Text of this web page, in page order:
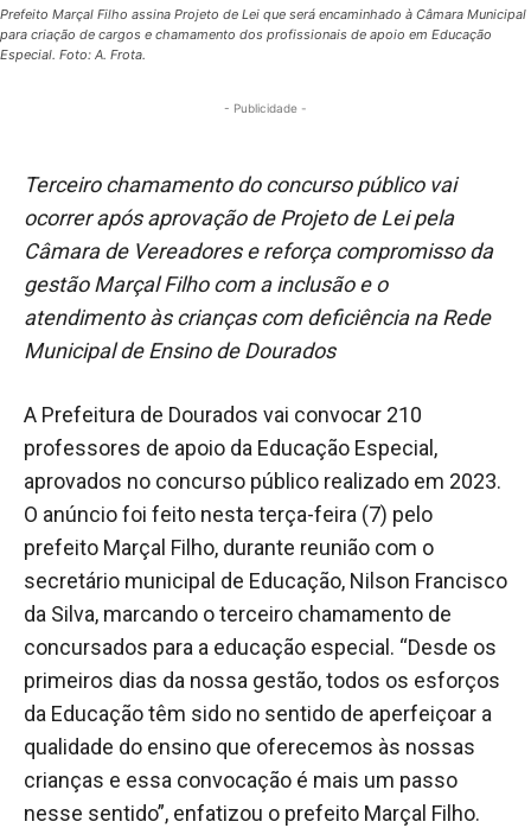
Prefeito Marçal Filho assina Projeto de Lei que será encaminhado à Câmara Municipal
para criação de cargos e chamamento dos profissionais de apoio em Educação
Especial. Foto: A. Frota.
- Publicidade -
Terceiro chamamento do concurso público vai
ocorrer após aprovação de Projeto de Lei pela
Câmara de Vereadores e reforça compromisso da
gestão Marçal Filho com a inclusão e o
atendimento às crianças com deficiência na Rede
Municipal de Ensino de Dourados
A Prefeitura de Dourados vai convocar 210
professores de apoio da Educação Especial,
aprovados no concurso público realizado em 2023.
O anúncio foi feito nesta terça-feira (7) pelo
prefeito Marçal Filho, durante reunião com o
secretário municipal de Educação, Nilson Francisco
da Silva, marcando o terceiro chamamento de
concursados para a educação especial. “Desde os
primeiros dias da nossa gestão, todos os esforços
da Educação têm sido no sentido de aperfeiçoar a
qualidade do ensino que oferecemos às nossas
crianças e essa convocação é mais um passo
nesse sentido”, enfatizou o prefeito Marçal Filho.